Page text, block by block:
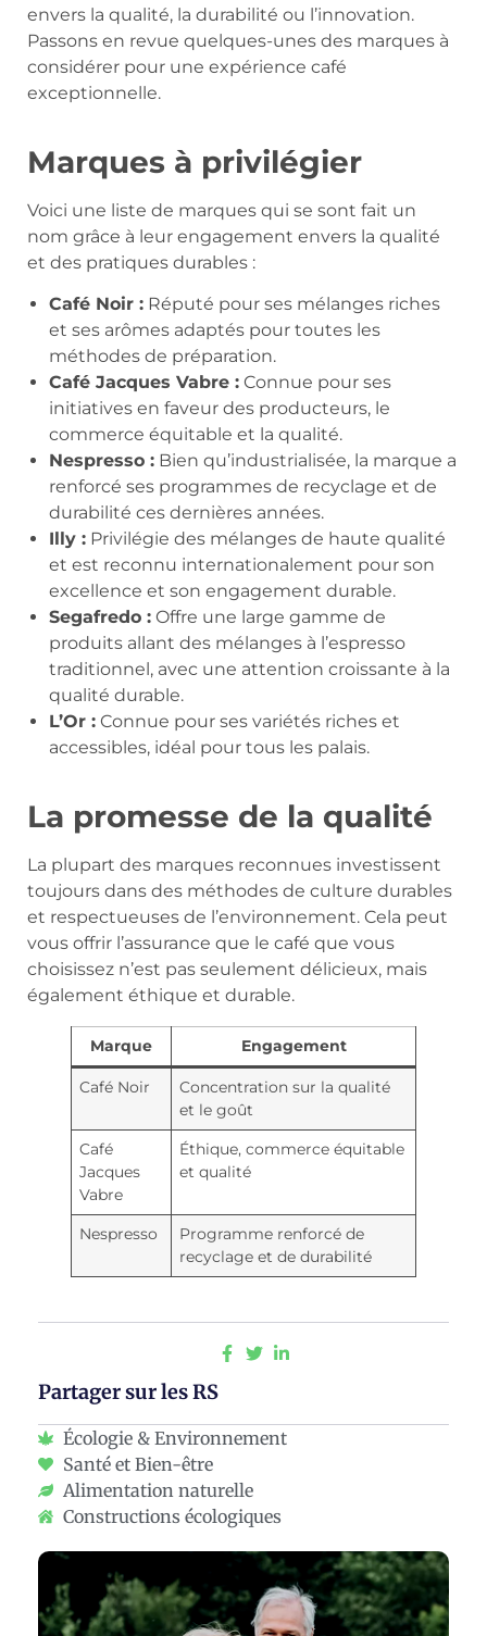
envers la qualité, la durabilité ou l’innovation.
Passons en revue quelques-unes des marques à
considérer pour une expérience café
exceptionnelle.
Marques à privilégier
Voici une liste de marques qui se sont fait un
nom grâce à leur engagement envers la qualité
et des pratiques durables :
Café Noir : Réputé pour ses mélanges riches
et ses arômes adaptés pour toutes les
méthodes de préparation.
Café Jacques Vabre : Connue pour ses
initiatives en faveur des producteurs, le
commerce équitable et la qualité.
Nespresso : Bien qu’industrialisée, la marque a
renforcé ses programmes de recyclage et de
durabilité ces dernières années.
Illy : Privilégie des mélanges de haute qualité
et est reconnu internationalement pour son
excellence et son engagement durable.
Segafredo : Offre une large gamme de
produits allant des mélanges à l’espresso
traditionnel, avec une attention croissante à la
qualité durable.
L’Or : Connue pour ses variétés riches et
accessibles, idéal pour tous les palais.
La promesse de la qualité
La plupart des marques reconnues investissent
toujours dans des méthodes de culture durables
et respectueuses de l’environnement. Cela peut
vous offrir l’assurance que le café que vous
choisissez n’est pas seulement délicieux, mais
également éthique et durable.
Marque Engagement
Café Noir
Concentration sur la qualité
et le goût
Café
Jacques
Vabre
Éthique, commerce équitable
et qualité
Nespresso
Programme renforcé de
recyclage et de durabilité
Partager sur les RS
Écologie & Environnement
Santé et Bien-être
Alimentation naturelle
Constructions écologiques